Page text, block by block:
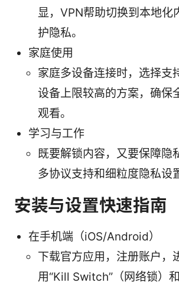
显，VPN帮助切换到本地化
护隐私。
家庭使用
家庭多设备连接时，选择支
设备上限较高的方案，确保
观看。
学习与工作
既要解锁内容，又要保障隐
多协议支持和细粒度隐私设
安装与设置快速指南
在手机端（iOS/Android）
下载官方应用，注册账户，
用“Kill Switch”（网络锁）